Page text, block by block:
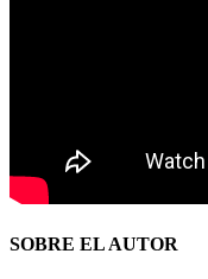
SOBRE EL AUTOR